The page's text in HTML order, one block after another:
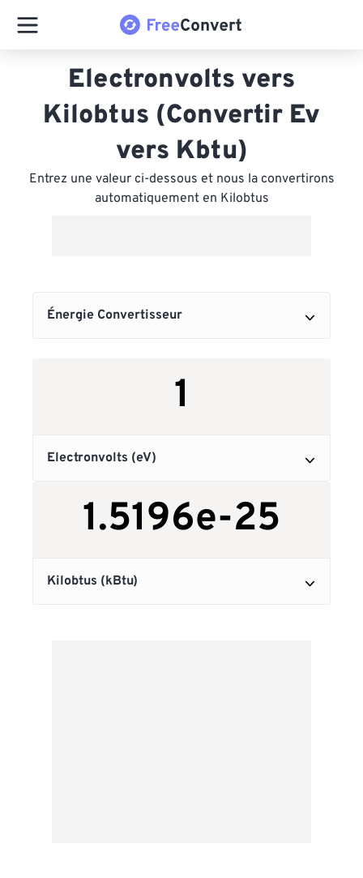
Electronvolts vers
Kilobtus (Convertir Ev
vers Kbtu)
Entrez une valeur ci-dessous et nous la convertirons
automatiquement en Kilobtus